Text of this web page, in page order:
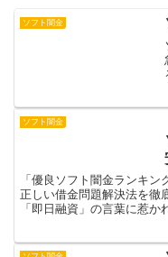
ソフト闇金
ソフト闇金
「優良ソフト闇金ランキ
正しい借金問題解決法を徹
「即日融資」の言葉に惹